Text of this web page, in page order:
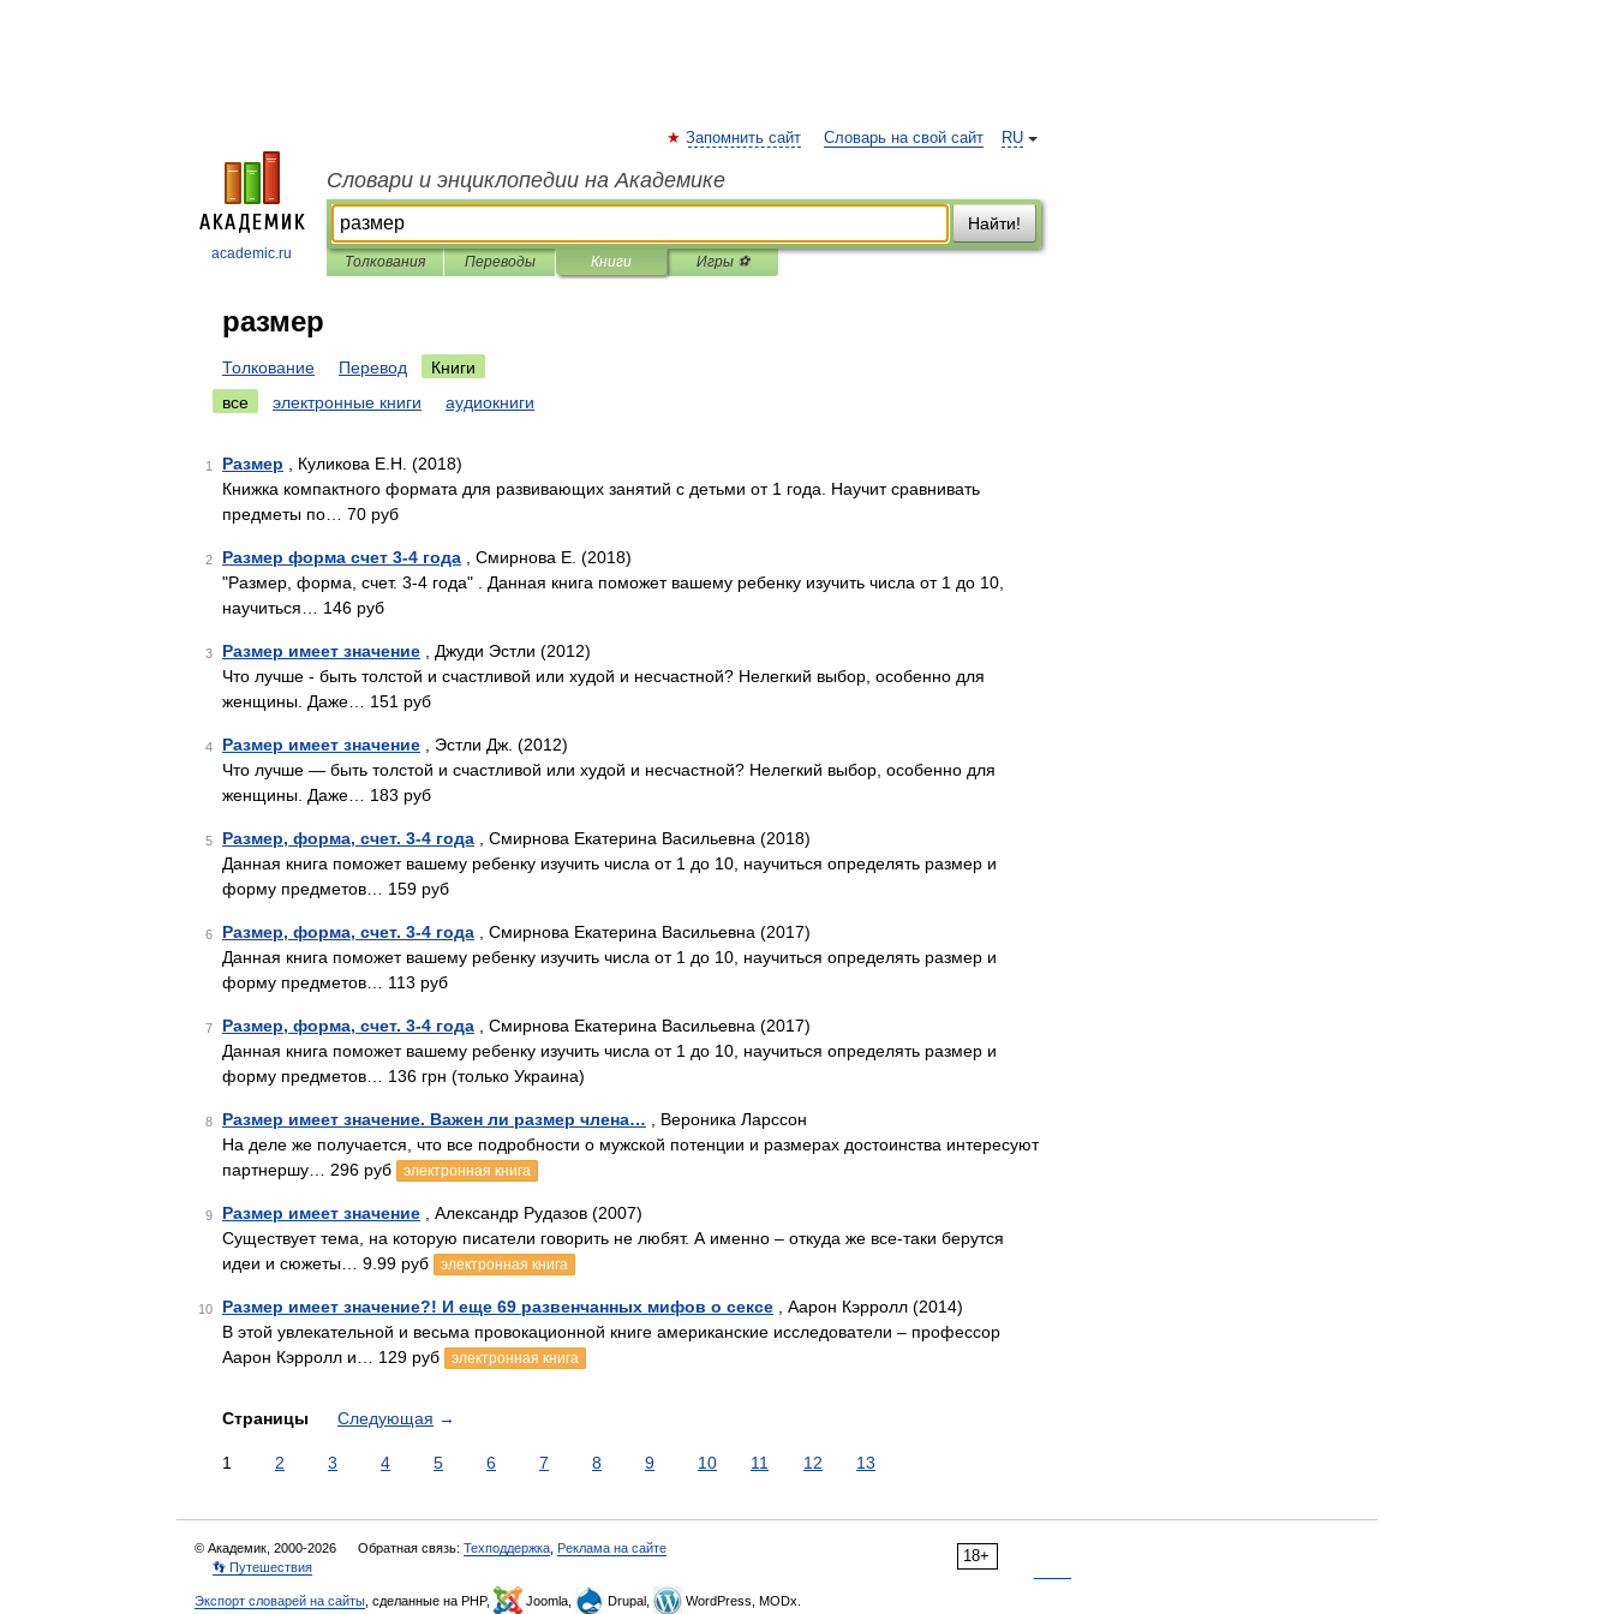
academic.ru
RU
Запомнить сайт Словарь на свой сайт
Словари и энциклопедии на Академике
Найти!
Толкования Переводы Книги Игры ⚽
размер
Толкование Перевод
Книги
все
электронные книги аудиокниги
1 Размер , Куликова Е.Н. (2018)
Книжка компактного формата для развивающих занятий с детьми от 1 года. Научит сравнивать
предметы по… 70 руб
2 Размер форма счет 3-4 года , Смирнова Е. (2018)
"Размер, форма, счет. 3-4 года" . Данная книга поможет вашему ребенку изучить числа от 1 до 10,
научиться… 146 руб
3 Размер имеет значение , Джуди Эстли (2012)
Что лучше - быть толстой и счастливой или худой и несчастной? Нелегкий выбор, особенно для
женщины. Даже… 151 руб
4 Размер имеет значение , Эстли Дж. (2012)
Что лучше — быть толстой и счастливой или худой и несчастной? Нелегкий выбор, особенно для
женщины. Даже… 183 руб
5 Размер, форма, счет. 3-4 года , Смирнова Екатерина Васильевна (2018)
Данная книга поможет вашему ребенку изучить числа от 1 до 10, научиться определять размер и
форму предметов… 159 руб
6 Размер, форма, счет. 3-4 года , Смирнова Екатерина Васильевна (2017)
Данная книга поможет вашему ребенку изучить числа от 1 до 10, научиться определять размер и
форму предметов… 113 руб
7 Размер, форма, счет. 3-4 года , Смирнова Екатерина Васильевна (2017)
Данная книга поможет вашему ребенку изучить числа от 1 до 10, научиться определять размер и
форму предметов… 136 грн (только Украина)
8 Размер имеет значение. Важен ли размер члена… , Вероника Ларссон
На деле же получается, что все подробности о мужской потенции и размерах достоинства интересуют
партнершу… 296 руб
электронная книга
9 Размер имеет значение , Александр Рудазов (2007)
Существует тема, на которую писатели говорить не любят. А именно – откуда же все-таки берутся
идеи и сюжеты… 9.99 руб
электронная книга
10 Размер имеет значение?! И еще 69 развенчанных мифов о сексе , Аарон Кэрролл (2014)
В этой увлекательной и весьма провокационной книге американские исследователи – профессор
Аарон Кэрролл и… 129 руб
электронная книга
Страницы Следующая →
1 2 3 4 5 6 7 8 9 10 11 12 13
18+
© Академик, 2000-2026 Обратная связь: Техподдержка Реклама на сайте
👣 Путешествия
Экспорт словарей на сайты , сделанные на PHP, Joomla, Drupal, WordPress, MODx.